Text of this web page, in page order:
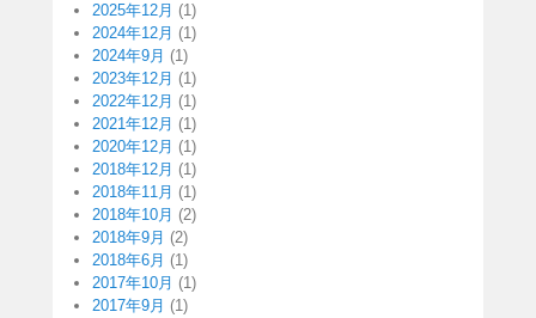
2025年12月 (1)
2024年12月 (1)
2024年9月 (1)
2023年12月 (1)
2022年12月 (1)
2021年12月 (1)
2020年12月 (1)
2018年12月 (1)
2018年11月 (1)
2018年10月 (2)
2018年9月 (2)
2018年6月 (1)
2017年10月 (1)
2017年9月 (1)